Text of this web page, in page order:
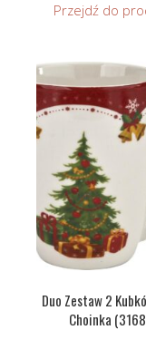
Przejdź do
Duo Zestaw 2
Choinka